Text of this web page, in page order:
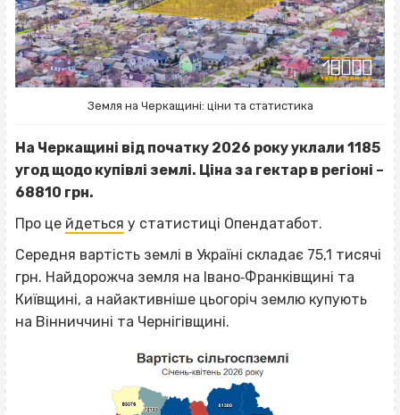
Земля на Черкащині: ціни та статистика
На Черкащині від початку 2026 року уклали 1185
угод щодо купівлі землі. Ціна за гектар в регіоні –
68810 грн.
Про це йдеться у статистиці Опендатабот.
Середня вартість землі в Україні складає 75,1 тисячі
грн. Найдорожча земля на Івано‐Франківщині та
Київщині, а найактивніше цьогоріч землю купують
на Вінниччині та Чернігівщині.